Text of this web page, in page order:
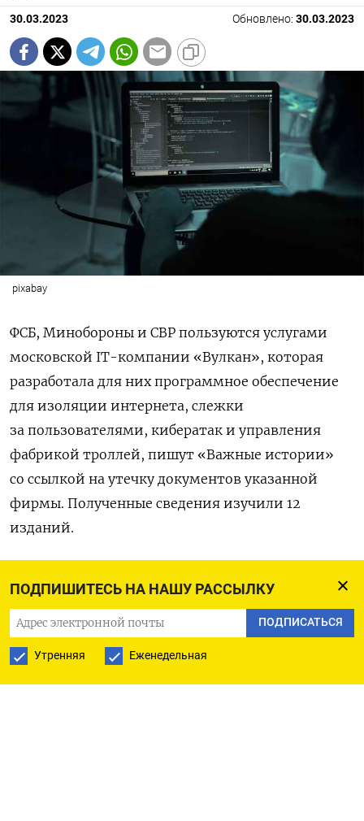
ПОДПИШИТЕСЬ НА НАШУ РАССЫЛКУ
ПОДПИСАТЬСЯ
Утренняя Еженедельная
30.03.2023 Обновлено: 30.03.2023
pixabay
ФСБ, Минобороны и СВР пользуются услугами
московской IT-компании «Вулкан», которая
разработала для них программное обеспечение
для изоляции интернета, слежки
за пользователями, кибератак и управления
фабрикой троллей, пишут «Важные истории»
со ссылкой на утечку документов указанной
фирмы. Полученные сведения изучили 12
изданий.
Марков и Александр Иржавский.На сайте
указано, что компания занимается анализом
защищенности аппаратных и программных
комплексов, а также исследованием